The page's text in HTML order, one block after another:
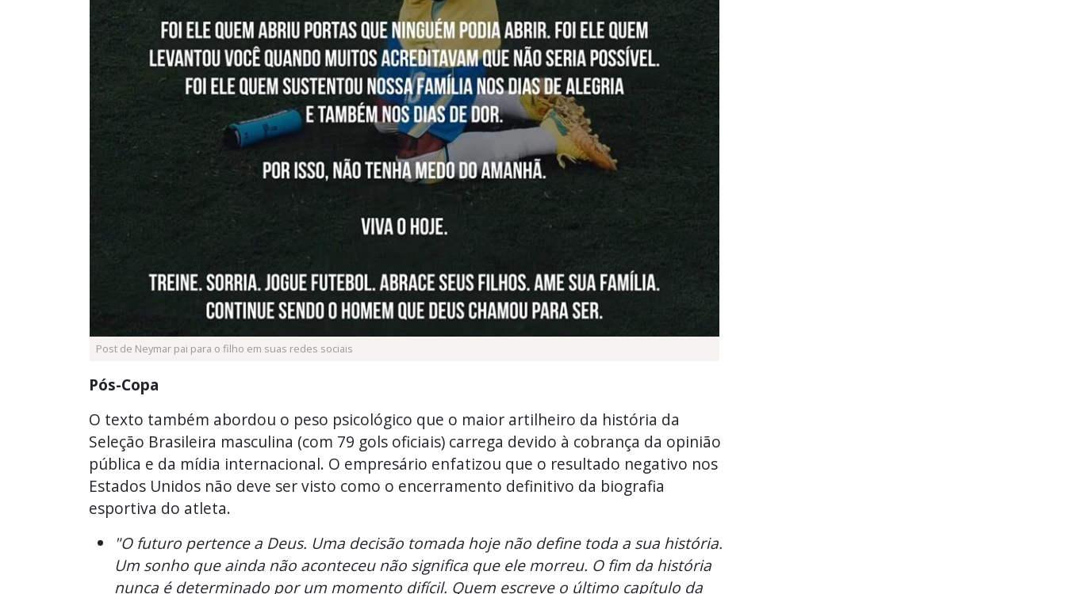
Post de Neymar pai para o filho em suas redes sociais
Pós-Copa
O texto também abordou o peso psicológico que o maior artilheiro da história da
Seleção Brasileira masculina (com 79 gols oficiais) carrega devido à cobrança da opinião
pública e da mídia internacional. O empresário enfatizou que o resultado negativo nos
Estados Unidos não deve ser visto como o encerramento definitivo da biografia
esportiva do atleta.
"O futuro pertence a Deus. Uma decisão tomada hoje não define toda a sua história.
Um sonho que ainda não aconteceu não significa que ele morreu. O fim da história
nunca é determinado por um momento difícil. Quem escreve o último capítulo da